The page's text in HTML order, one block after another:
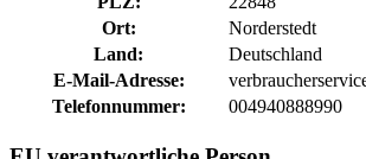
Ort:
Norderstedt
Land:
Deutschland
E-Mail-Adresse:
Telefonnummer:
004940888990